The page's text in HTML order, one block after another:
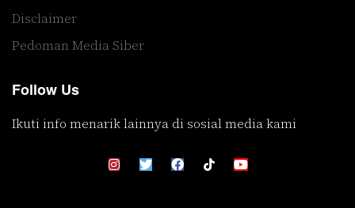
Disclaimer
Pedoman Media Siber
Follow Us
Ikuti info menarik lainnya di sosial media kami